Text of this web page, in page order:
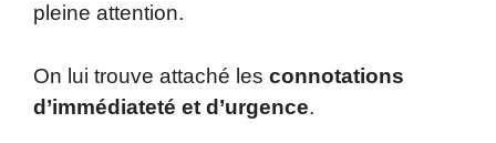
pleine attention.
On lui trouve attaché les connotations
d’immédiateté et d’urgence.